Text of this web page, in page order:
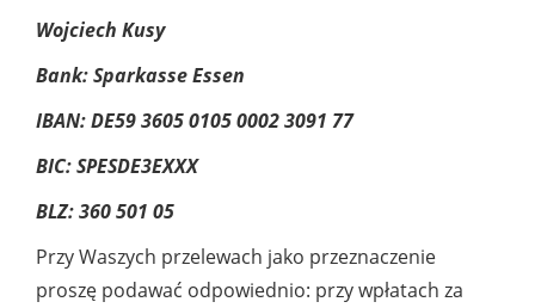
Wojciech Kusy
Bank: Sparkasse Essen
IBAN: DE59 3605 0105 0002 3091 77
BIC: SPESDE3EXXX
BLZ: 360 501 05
Przy Waszych przelewach jako przeznaczenie
proszę podawać odpowiednio: przy wpłatach za